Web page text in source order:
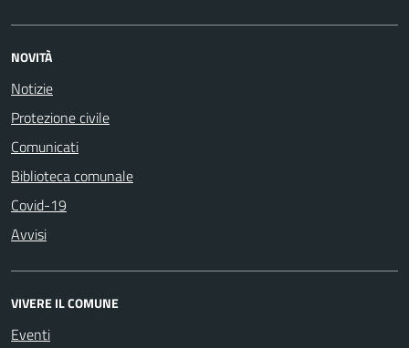
NOVITÀ
Notizie
Protezione civile
Comunicati
Biblioteca comunale
Covid-19
Avvisi
VIVERE IL COMUNE
Eventi